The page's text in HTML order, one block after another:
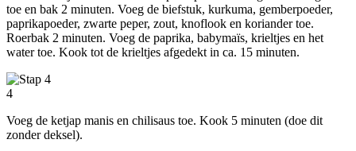
toe en bak 2 minuten. Voeg de biefstuk, kurkuma, gemberpoeder,
paprikapoeder, zwarte peper, zout, knoflook en koriander toe.
Roerbak 2 minuten. Voeg de paprika, babymaïs, krieltjes en het
water toe. Kook tot de krieltjes afgedekt in ca. 15 minuten.
4
Voeg de ketjap manis en chilisaus toe. Kook 5 minuten (doe dit
zonder deksel).